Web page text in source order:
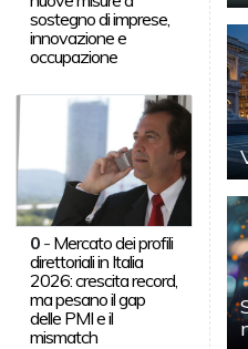
sostegno di imprese,
innovazione e
occupazione
0 - Mercato dei profili
direttoriali in Italia
2026: crescita record,
ma pesano il gap
delle PMI e il
mismatch